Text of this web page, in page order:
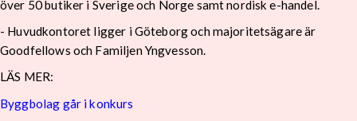
över 50 butiker i Sverige och Norge samt nordisk e-handel.
- Huvudkontoret ligger i Göteborg och majoritetsägare är
Goodfellows och Familjen Yngvesson.
LÄS MER:
Byggbolag går i konkurs